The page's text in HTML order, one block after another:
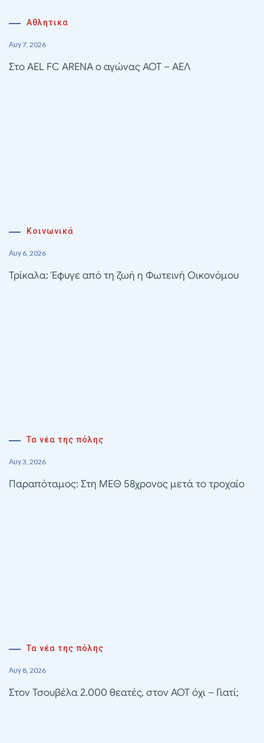
Αθλητικα
Αυγ 7, 2026
Στο AEL FC ARENA ο αγώνας ΑΟΤ – ΑΕΛ
Κοινωνικά
Αυγ 6, 2026
Τρίκαλα: Έφυγε από τη ζωή η Φωτεινή Οικονόμου
Τα νέα της πόλης
Αυγ 3, 2026
Παραπόταμος: Στη ΜΕΘ 58χρονος μετά το τροχαίο
Τα νέα της πόλης
Αυγ 8, 2026
Στον Τσουβέλα 2.000 θεατές, στον ΑΟΤ όχι – Γιατί;